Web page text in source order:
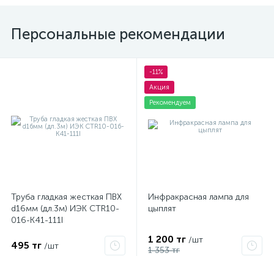
Персональные рекомендации
Труба гладкая жесткая ПВХ
d16мм (дл.3м) ИЭК CTR10-
016-K41-111I
495 тг /шт
-11%
Акция
Рекомендуем
Инфракрасная лампа для
цыплят
1 200 тг /шт
1 353 тг